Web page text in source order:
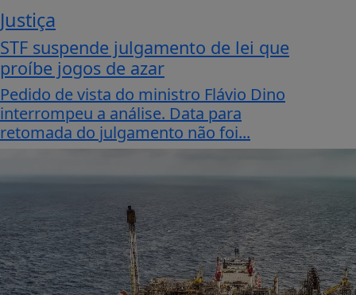
Justiça
STF suspende julgamento de lei que
proíbe jogos de azar
Pedido de vista do ministro Flávio Dino
interrompeu a análise. Data para
retomada do julgamento não foi...